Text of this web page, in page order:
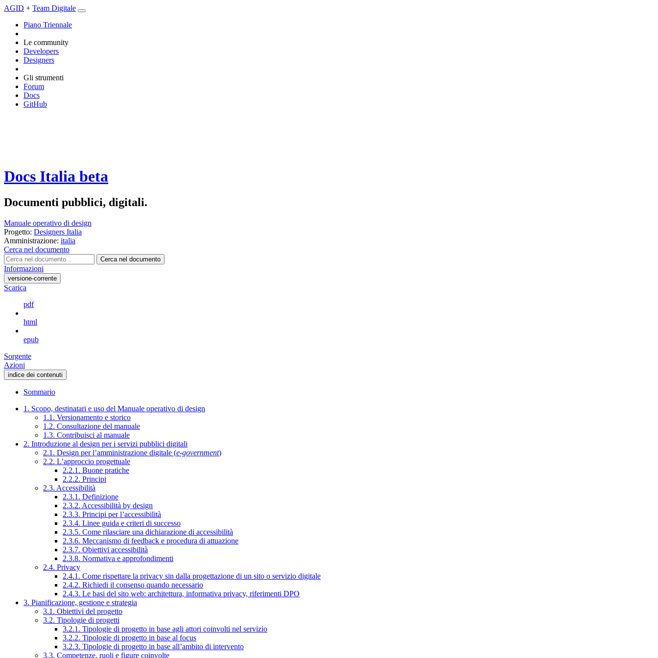
AGID + Team Digitale
Piano Triennale
Le community
Developers
Designers
Gli strumenti
Forum
Docs
GitHub
Docs Italia beta
Documenti pubblici, digitali.
Manuale operativo di design
Progetto: Designers Italia
Amministrazione: italia
Cerca nel documento
Cerca nel documento
Informazioni
versione-corrente
Scarica
pdf
html
epub
Sorgente
Azioni
indice dei contenuti
Sommario
1. Scopo, destinatari e uso del Manuale operativo di design
1.1. Versionamento e storico
1.2. Consultazione del manuale
1.3. Contribuisci al manuale
2. Introduzione al design per i servizi pubblici digitali
2.1. Design per l’amministrazione digitale (e-government)
2.2. L’approccio progettuale
2.2.1. Buone pratiche
2.2.2. Principi
2.3. Accessibilità
2.3.1. Definizione
2.3.2. Accessibilità by design
2.3.3. Principi per l’accessibilità
2.3.4. Linee guida e criteri di successo
2.3.5. Come rilasciare una dichiarazione di accessibilità
2.3.6. Meccanismo di feedback e procedura di attuazione
2.3.7. Obiettivi accessibilità
2.3.8. Normativa e approfondimenti
2.4. Privacy
2.4.1. Come rispettare la privacy sin dalla progettazione di un sito o servizio digitale
2.4.2. Richiedi il consenso quando necessario
2.4.3. Le basi del sito web: architettura, informativa privacy, riferimenti DPO
3. Pianificazione, gestione e strategia
3.1. Obiettivi del progetto
3.2. Tipologie di progetti
3.2.1. Tipologie di progetto in base agli attori coinvolti nel servizio
3.2.2. Tipologie di progetto in base al focus
3.2.3. Tipologie di progetto in base all’ambito di intervento
3.3. Competenze, ruoli e figure coinvolte